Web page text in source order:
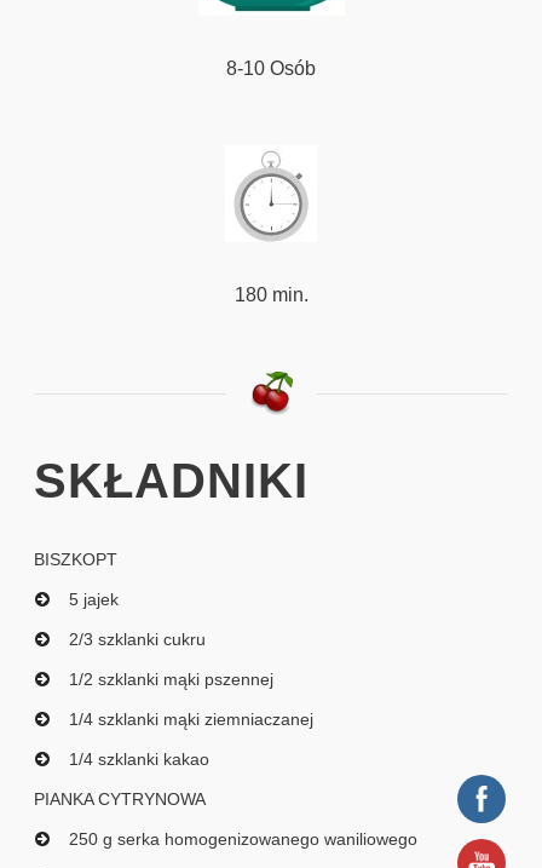
8-10 Osób
180 min.
SKŁADNIKI
BISZKOPT
5 jajek
2/3 szklanki cukru
1/2 szklanki mąki pszennej
1/4 szklanki mąki ziemniaczanej
1/4 szklanki kakao
PIANKA CYTRYNOWA
250 g serka homogenizowanego waniliowego